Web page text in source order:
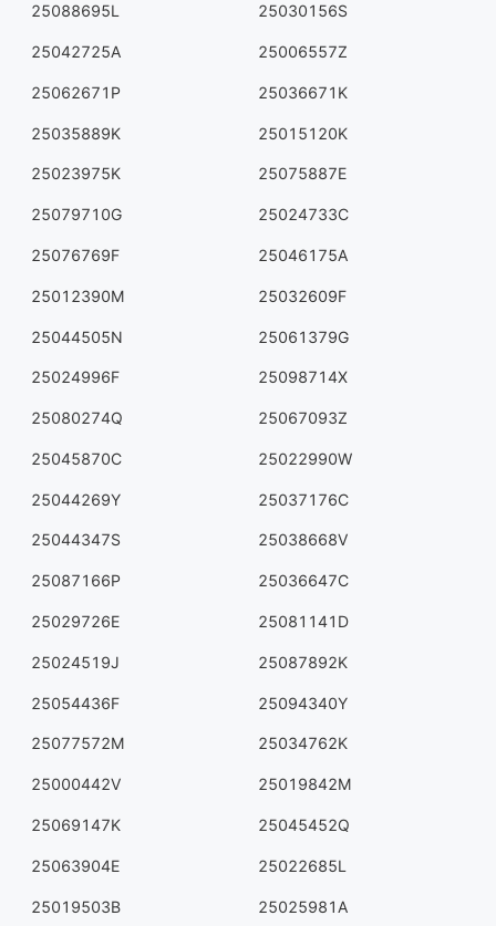
25088695L 25030156S
25042725A 25006557Z
25062671P 25036671K
25035889K 25015120K
25023975K 25075887E
25079710G 25024733C
25076769F 25046175A
25012390M 25032609F
25044505N 25061379G
25024996F 25098714X
25080274Q 25067093Z
25045870C 25022990W
25044269Y 25037176C
25044347S 25038668V
25087166P 25036647C
25029726E 25081141D
25024519J 25087892K
25054436F 25094340Y
25077572M 25034762K
25000442V 25019842M
25069147K 25045452Q
25063904E 25022685L
25019503B 25025981A